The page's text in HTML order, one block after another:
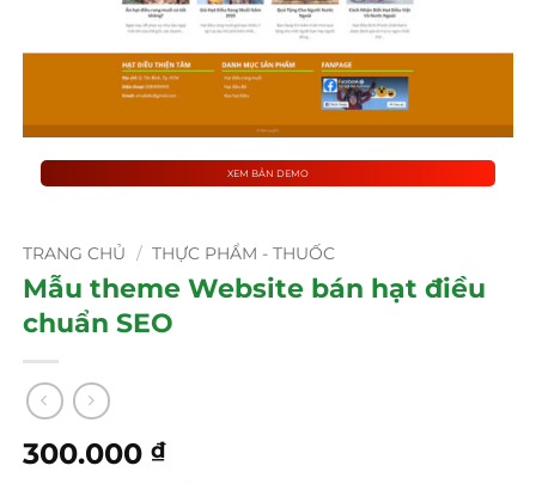
XEM BẢN DEMO
TRANG CHỦ / THỰC PHẨM - THUỐC
Mẫu theme Website bán hạt điều
chuẩn SEO
300.000₫